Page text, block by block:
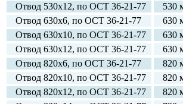
Отвод 530х12, по ОСТ 36-21-77
530
Отвод 630х6, по ОСТ 36-21-77
630
Отвод 630х10, по ОСТ 36-21-77
630
Отвод 630х12, по ОСТ 36-21-77
630
Отвод 820х6, по ОСТ 36-21-77
820
Отвод 820х10, по ОСТ 36-21-77
820
Отвод 820х12, по ОСТ 36-21-77
820